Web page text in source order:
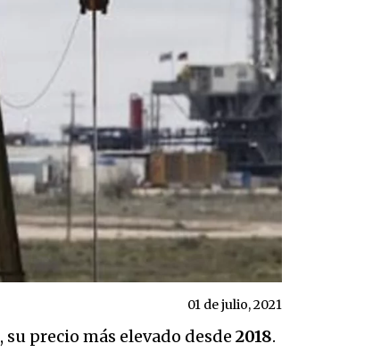
01 de julio, 2021
, su precio más elevado desde 2018.